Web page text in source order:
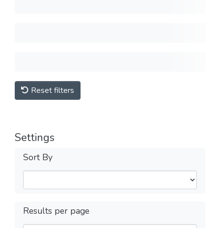
Reset filters
Settings
Sort By
Results per page